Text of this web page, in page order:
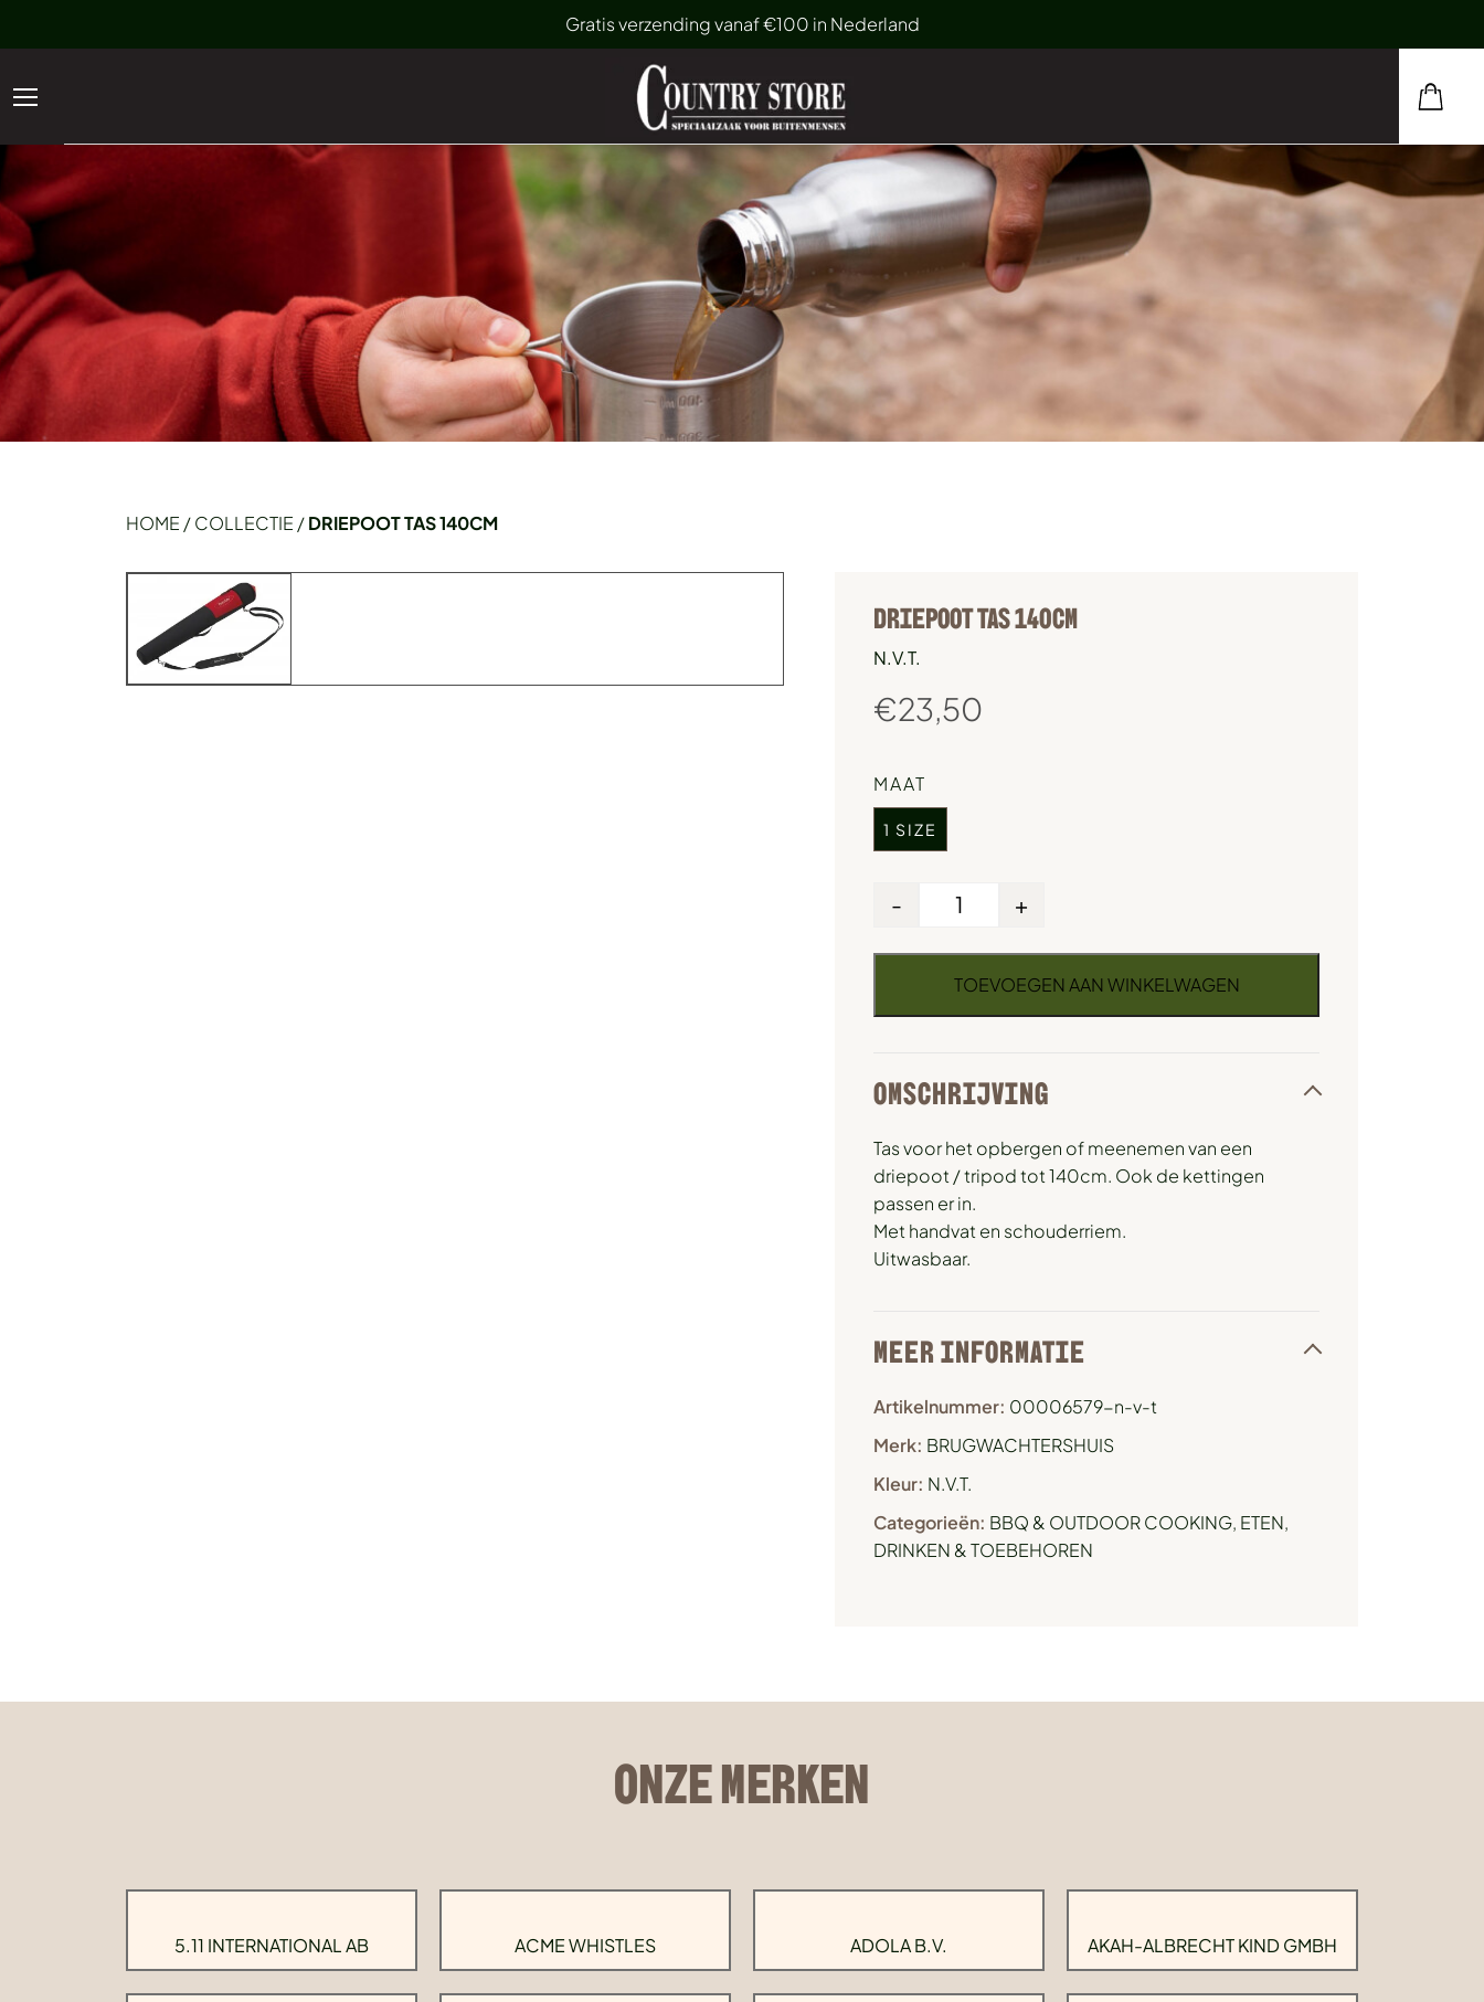
Gratis verzending vanaf €100 in Nederland
HOME /COLLECTIE /DRIEPOOT TAS 140CM
DRIEPOOT TAS 140CM
N.V.T.
€23,50
MAAT
1 SIZE
- +
TOEVOEGEN AAN WINKELWAGEN
OMSCHRIJVING
Tas voor het opbergen of meenemen van een
driepoot / tripod tot 140cm. Ook de kettingen
passen er in.
Met handvat en schouderriem.
Uitwasbaar.
MEER INFORMATIE
Artikelnummer: 00006579-n-v-t
Merk: BRUGWACHTERSHUIS
Kleur: N.V.T.
Categorieën: BBQ & OUTDOOR COOKING, ETEN,
DRINKEN & TOEBEHOREN
ONZE MERKEN
5.11 INTERNATIONAL AB ACME WHISTLES ADOLA B.V. AKAH-ALBRECHT KIND GMBH